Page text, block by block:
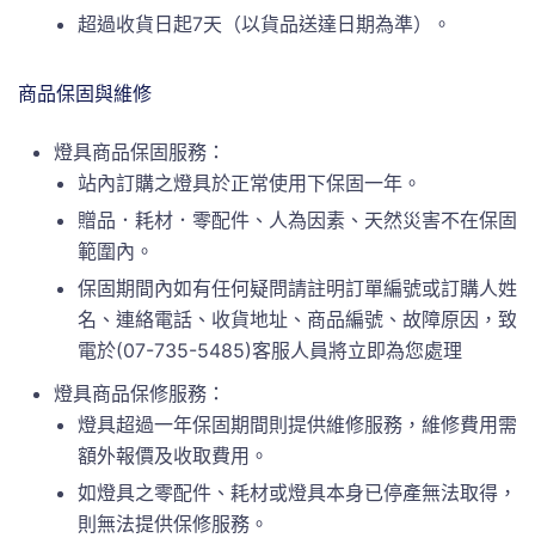
超過收貨日起7天（以貨品送達日期為準）。
商品保固與維修
燈具商品保固服務：
站內訂購之燈具於正常使用下保固一年。
贈品．耗材．零配件、人為因素、天然災害不在保固
範圍內。
保固期間內如有任何疑問請註明訂單編號或訂購人姓
名、連絡電話、收貨地址、商品編號、故障原因，致
電於(07-735-5485)客服人員將立即為您處理
燈具商品保修服務：
燈具超過一年保固期間則提供維修服務，維修費用需
額外報價及收取費用。
如燈具之零配件、耗材或燈具本身已停產無法取得，
則無法提供保修服務。